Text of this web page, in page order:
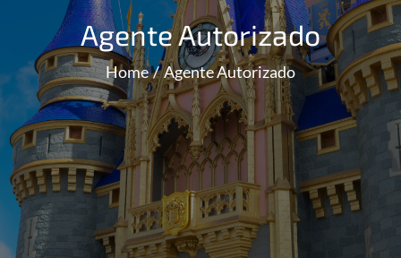
Agente Autorizado
Home Agente Autorizado